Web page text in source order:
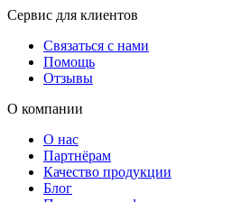
Сервис для клиентов
Связаться с нами
Помощь
Отзывы
О компании
О нас
Партнёрам
Качество продукции
Блог